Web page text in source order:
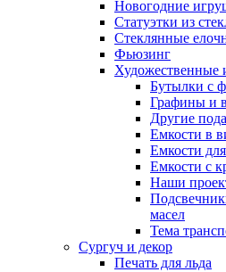
Новогодние
Статуэтки из
Стеклянные
Фьюзинг
Художественные
Бутылки с
Графины и
Другие
Емкости в
Емкости
Емкости с
Наши
масел
Тема
Сургуч и декор
Печать для льда